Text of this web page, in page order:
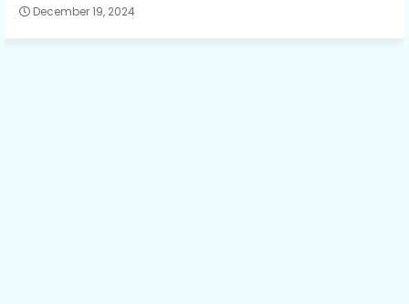
December 19, 2024